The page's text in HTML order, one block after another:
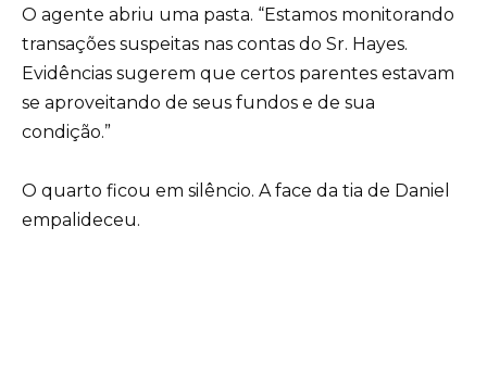
O agente abriu uma pasta. “Estamos monitorando
transações suspeitas nas contas do Sr. Hayes.
Evidências sugerem que certos parentes estavam
se aproveitando de seus fundos e de sua
condição.”
O quarto ficou em silêncio. A face da tia de Daniel
empalideceu.